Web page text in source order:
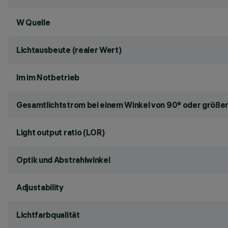
W Quelle
Lichtausbeute (realer Wert)
lm im Notbetrieb
Gesamtlichtstrom bei einem Winkel von 90° oder
Light output ratio (LOR)
Optik und Abstrahlwinkel
Adjustability
Lichtfarbqualität